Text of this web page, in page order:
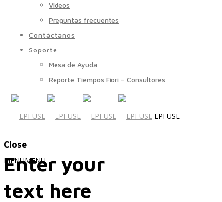
Videos
Preguntas frecuentes
Contáctanos
Soporte
Mesa de Ayuda
Reporte Tiempos Fiori – Consultores
EPI-USE
MENUMENU
Close
Enter your
text here